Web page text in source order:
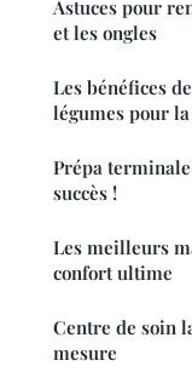
Astuces pour
et les ongles
Les bénéfices
légumes pour la
Prépa terminale
succès !
Les meilleurs
confort ultime
Centre de soin
mesure